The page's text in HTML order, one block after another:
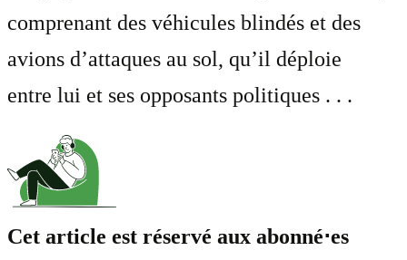
comprenant des véhicules blindés et des
avions d’attaques au sol, qu’il déploie
entre lui et ses opposants politiques . . .
Cet article est réservé aux abonné⋅es